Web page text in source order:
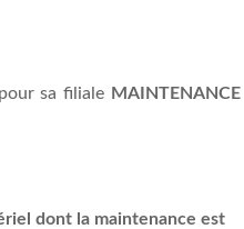
sa filiale MAINTENANCE
dont la maintenance est